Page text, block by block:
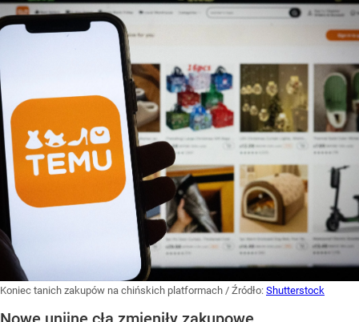
Koniec tanich zakupów na chińskich platformach / Źródło: Shutterstock